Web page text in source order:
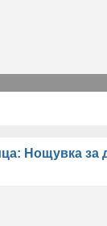
Нощувка за